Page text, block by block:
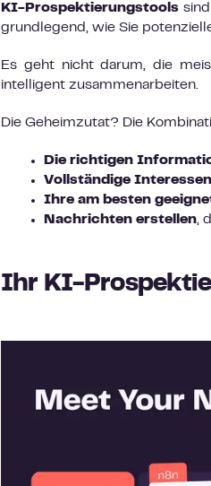
KI-Prospektierungstools
grundlegend, wie Sie
Es geht nicht darum, die
intelligent zusammenarbeiten.
Die Geheimzutat? Die
Die richtigen
Vollständige
Ihre am besten
Nachrichten erstellen ,
Ihr KI-